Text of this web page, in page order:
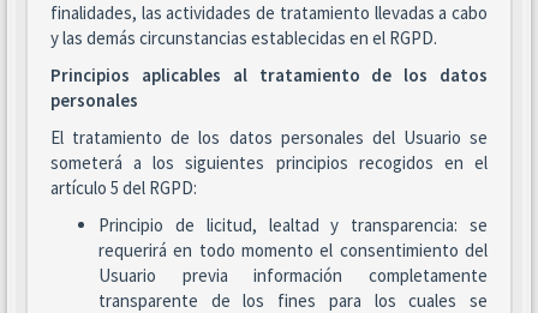
finalidades, las actividades de tratamiento llevadas a cabo
y las demás circunstancias establecidas en el RGPD.
Principios aplicables al tratamiento de los datos
personales
El tratamiento de los datos personales del Usuario se
someterá a los siguientes principios recogidos en el
artículo 5 del RGPD:
Principio de licitud, lealtad y transparencia: se
requerirá en todo momento el consentimiento del
Usuario previa información completamente
transparente de los fines para los cuales se